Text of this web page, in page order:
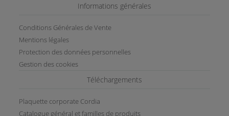
Informations générales
Conditions Générales de Vente
Mentions légales
Protection des données personnelles
Gestion des cookies
Téléchargements
Plaquette corporate Cordia
Catalogue général et familles de produits